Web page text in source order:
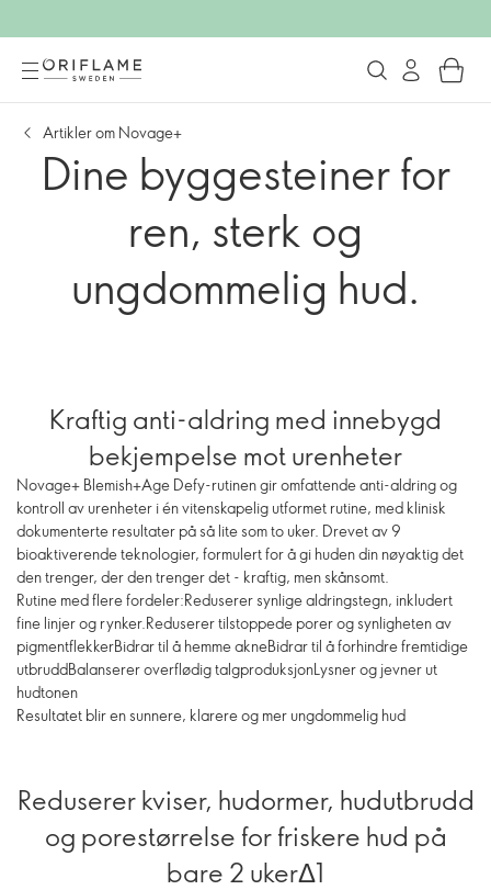
Artikler om Novage+
Dine byggesteiner for
ren, sterk og
ungdommelig hud.
Kraftig anti-aldring med innebygd
bekjempelse mot urenheter
Novage+ Blemish+Age Defy-rutinen gir omfattende anti-aldring og
kontroll av urenheter i én vitenskapelig utformet rutine, med klinisk
dokumenterte resultater på så lite som to uker. Drevet av 9
bioaktiverende teknologier, formulert for å gi huden din nøyaktig det
den trenger, der den trenger det - kraftig, men skånsomt.
Rutine med flere fordeler:Reduserer synlige aldringstegn, inkludert
fine linjer og rynker.Reduserer tilstoppede porer og synligheten av
pigmentflekkerBidrar til å hemme akneBidrar til å forhindre fremtidige
utbruddBalanserer overflødig talgproduksjonLysner og jevner ut
hudtonen
Resultatet blir en sunnere, klarere og mer ungdommelig hud
Reduserer kviser, hudormer, hudutbrudd
og porestørrelse for friskere hud på
bare 2 ukerΔ1